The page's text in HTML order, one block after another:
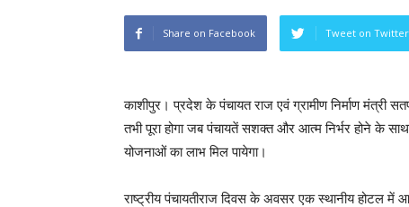
Share on Facebook Tweet on Twitter
काशीपुर। प्रदेश के पंचायत राज एवं ग्रामीण निर्माण मंत्री
तभी पूरा होगा जब पंचायतें सशक्त और आत्म निर्भर होने के
योजनाओं का लाभ मिल पायेगा।
राष्ट्रीय पंचायतीराज दिवस के अवसर एक स्थानीय होटल में